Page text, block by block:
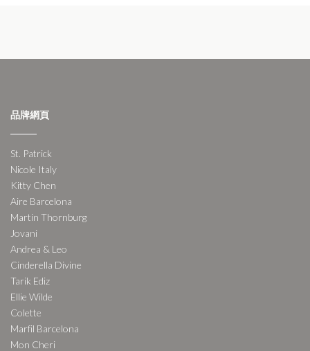
品牌網頁
St. Patrick
Nicole Italy
Kitty Chen
Aire Barcelona
Martin Thornburg
Jovani
Andrea & Leo
Cinderella Divine
Tarik Ediz
Ellie Wilde
Colette
Marfil Barcelona
Mon Cheri